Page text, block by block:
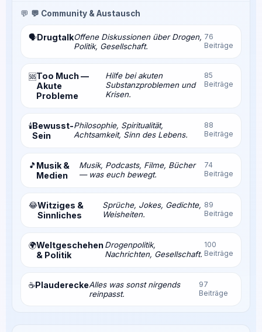
💬 💬 Community & Austausch
🗣️DrugtalkOffene Diskussionen über Drogen,
Politik, Gesellschaft.
76
Beiträge
🆘Too Much —
Akute
Probleme
Hilfe bei akuten
Substanzproblemen und
Krisen.
85
Beiträge
🕯️Bewusst-
Sein
Philosophie, Spiritualität,
Achtsamkeit, Sinn des Lebens.
88
Beiträge
🎵 Musik &
Medien
Musik, Podcasts, Filme, Bücher
— was euch bewegt.
74
Beiträge
😂Witziges &
Sinnliches
Sprüche, Jokes, Gedichte,
Weisheiten.
89
Beiträge
🌍Weltgeschehen
& Politik
Drogenpolitik,
Nachrichten, Gesellschaft.
100
Beiträge
☕PlaudereckeAlles was sonst nirgends
reinpasst.
97
Beiträge